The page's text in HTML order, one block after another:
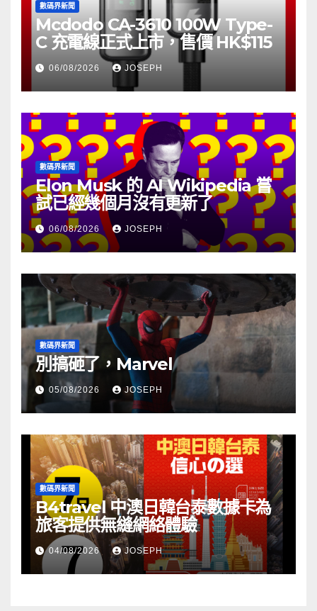
數碼界新聞
Mcdodo CA-3610 100W Type-
C 充電線正式上市，售價 HK$115
06/08/2026 JOSEPH
數碼界新聞
Elon Musk 的 AI Wikipedia 嘗
試已經幾個月沒有更新了
06/08/2026 JOSEPH
數碼界新聞
別搞砸了，Marvel
05/08/2026 JOSEPH
數碼界新聞
B4travel 中澳日韓台泰數據卡為
旅客提供無縫網絡體驗
04/08/2026 JOSEPH